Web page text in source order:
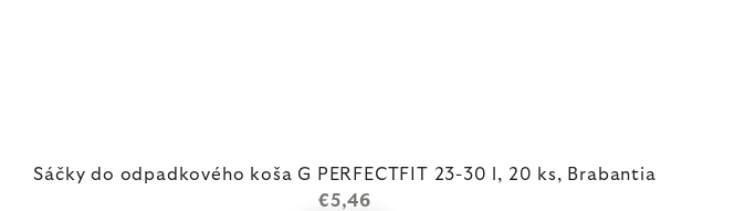
Sáčky do odpadkového koša G PERFECTFIT 23-30 l, 20 ks, Brabantia
€5,46